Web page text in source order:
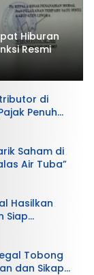
Hiburan
Resmi
di
Penuh
Saham di
Air Tuba”
Hasilkan
Siap
Tobong
dan Sikap